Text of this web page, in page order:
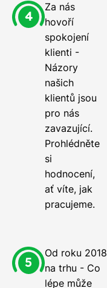
Za nás
hovoří
spokojení
klienti -
Názory
našich
klientů jsou
pro nás
zavazující.
Prohlédněte
si
hodnocení,
ať víte, jak
pracujeme.
Od roku 2018
na trhu - Co
lépe může